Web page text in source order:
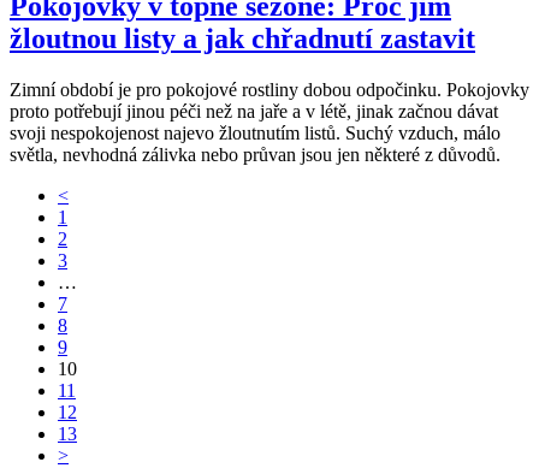
Pokojovky v topné sezóně: Proč jim
žloutnou listy a jak chřadnutí zastavit
Zimní období je pro pokojové rostliny dobou odpočinku. Pokojovky
proto potřebují jinou péči než na jaře a v létě, jinak začnou dávat
svoji nespokojenost najevo žloutnutím listů. Suchý vzduch, málo
světla, nevhodná zálivka nebo průvan jsou jen některé z důvodů.
<
1
2
3
…
7
8
9
10
11
12
13
>